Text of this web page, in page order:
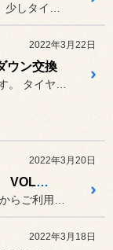
数日前のなごり雪(？)の影響で、少しタイヤ交換が遠のいた様です。
2022年3月22日
ウン交換
いつも閲覧ありがとうございます。 タイヤ交換のシーズンが近づいてき...
2022年3月20日
2022年春ホイール装着事例 VOLK RACING NE24をインプレッサスポーツGT7に
2022年3月18日